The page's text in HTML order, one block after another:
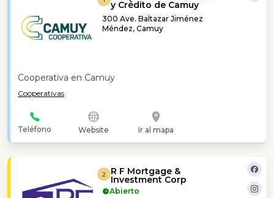
y Crédito de Camuy
300 Ave. Baltazar Jiménez
Méndez, Camuy
Cooperativa en Camuy
Cooperativas
Teléfono Website Ir al mapa
2 R F Mortgage &
Investment Corp
Abierto